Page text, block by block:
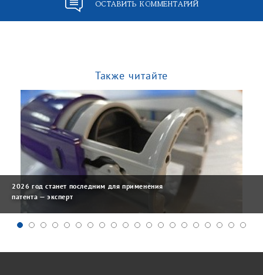
ОСТАВИТЬ КОММЕНТАРИЙ
Также читайте
2026 год станет последним для применения
патента — эксперт